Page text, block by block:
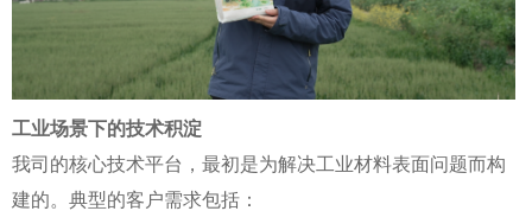
工业场景下的技术积淀
我司的核心技术平台，最初是为解决工业材料表面问题而构
建的。典型的客户需求包括：